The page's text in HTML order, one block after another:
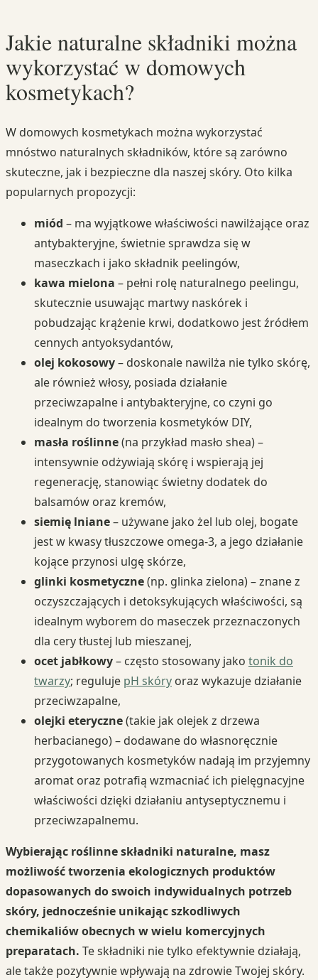
Jakie naturalne składniki można
wykorzystać w domowych
kosmetykach?
W domowych kosmetykach można wykorzystać
mnóstwo naturalnych składników, które są zarówno
skuteczne, jak i bezpieczne dla naszej skóry. Oto kilka
popularnych propozycji:
miód – ma wyjątkowe właściwości nawilżające oraz
antybakteryjne, świetnie sprawdza się w
maseczkach i jako składnik peelingów,
kawa mielona – pełni rolę naturalnego peelingu,
skutecznie usuwając martwy naskórek i
pobudzając krążenie krwi, dodatkowo jest źródłem
cennych antyoksydantów,
olej kokosowy– doskonale nawilża nie tylko skórę,
ale również włosy, posiada działanie
przeciwzapalne i antybakteryjne, co czyni go
idealnym do tworzenia kosmetyków DIY,
masła roślinne(na przykład masło shea) –
intensywnie odżywiają skórę i wspierają jej
regenerację, stanowiąc świetny dodatek do
balsamów oraz kremów,
siemię lniane– używane jako żel lub olej, bogate
jest w kwasy tłuszczowe omega-3, a jego działanie
kojące przynosi ulgę skórze,
glinki kosmetyczne(np. glinka zielona) – znane z
oczyszczających i detoksykujących właściwości, są
idealnym wyborem do maseczek przeznaczonych
dla cery tłustej lub mieszanej,
ocet jabłkowy– często stosowany jako tonik do
twarzy; reguluje pH skóry oraz wykazuje działanie
przeciwzapalne,
olejki eteryczne(takie jak olejek z drzewa
herbacianego) – dodawane do własnoręcznie
przygotowanych kosmetyków nadają im przyjemny
aromat oraz potrafią wzmacniać ich pielęgnacyjne
właściwości dzięki działaniu antyseptycznemu i
przeciwzapalnemu.
Wybierając roślinne składniki naturalne, masz
możliwość tworzenia ekologicznych produktów
dopasowanych do swoich indywidualnych potrzeb
skóry, jednocześnie unikając szkodliwych
chemikaliów obecnych w wielu komercyjnych
preparatach. Te składniki nie tylko efektywnie działają,
ale także pozytywnie wpływają na zdrowie Twojej skóry.